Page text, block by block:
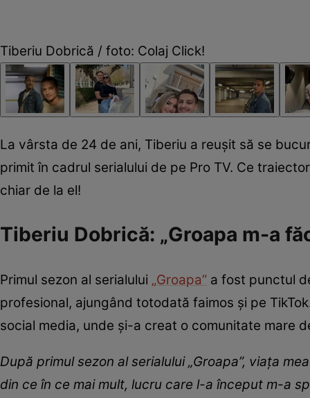
Tiberiu Dobrică / foto: Colaj Click!
La vârsta de 24 de ani, Tiberiu a reușit să se
primit în cadrul serialului de pe Pro TV. Ce
chiar de la el!
Tiberiu Dobrică: „Groapa m-a
Primul sezon al serialului „Groapa” a fost punctul
profesional, ajungând totodată faimos și pe
social media, unde și-a creat o comunitate mare
După primul sezon al serialului „Groapa”, viața
din ce în ce mai mult, lucru care l-a început m-a